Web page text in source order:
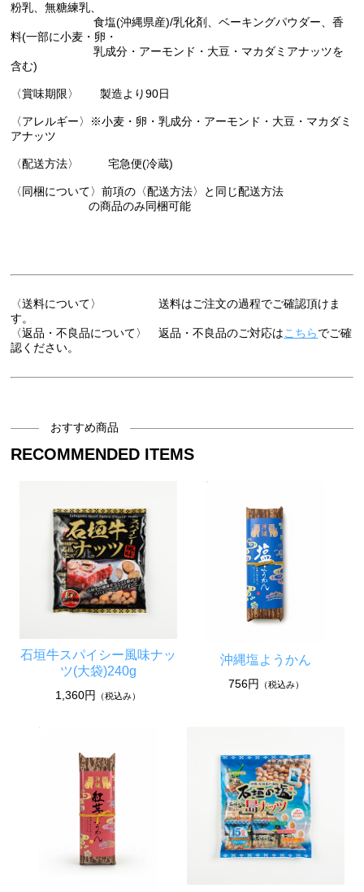
粉乳、無糖練乳、
食塩(沖縄県産)/乳化剤、ベーキングパウダー、香
料(一部に小麦・卵・
乳成分・アーモンド・大豆・マカダミアナッツを
含む)
〈賞味期限〉 製造より90日
〈アレルギー〉※小麦・卵・乳成分・アーモンド・大豆・マカダミ
アナッツ
〈配送方法〉 宅急便(冷蔵)
〈同梱について〉前項の〈配送方法〉と同じ配送方法
の商品のみ同梱可能
〈送料について〉 送料はご注文の過程でご確認頂けま
す。
〈返品・不良品について〉 返品・不良品のご対応はこちらでご確
認ください。
おすすめ商品
RECOMMENDED ITEMS
石垣牛スパイシー風味ナッ
ツ(大袋)240g
1,360円 （税込み）
沖縄塩ようかん
756円 （税込み）